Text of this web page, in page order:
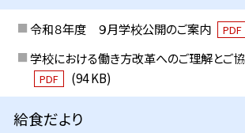
令和８年度 ９月学校公開のご案内 PDF
学校における働き方改革へのご理解とご
PDF (94 KB)
給食だより